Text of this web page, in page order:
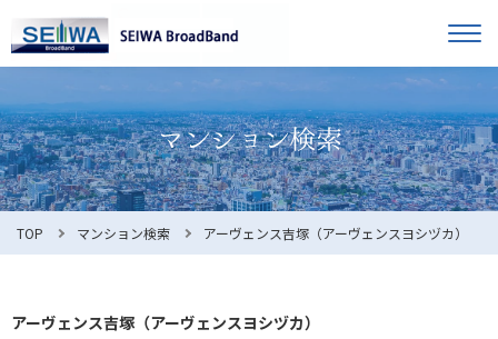
オーナー様へ
入居者様へ
お知らせ
TOP マンション検索 アーヴェンス吉塚（アーヴェンスヨシヅカ）
アーヴェンス吉塚（アーヴェンスヨシヅカ）